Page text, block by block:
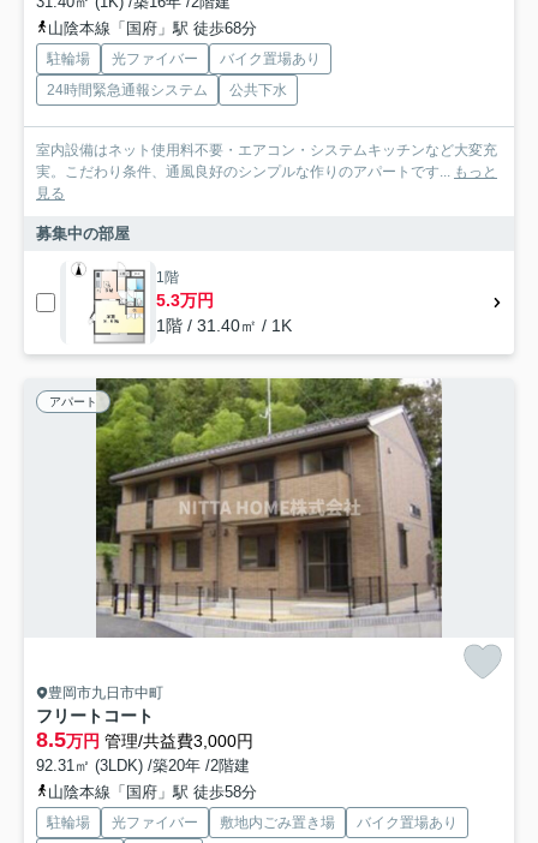
山陰本線「国府」駅 徒歩68分
駐輪場 光ファイバー
バイク置場あり
24時間緊急通報システム
公共下水
室内設備はネット使用料不要・エアコン・システムキッチンなど大変充
実。こだわり条件、通風良好のシンプルな作りのアパートです... もっと
見る
募集中の部屋
1階
5.3万円
1階 / 31.40㎡ / 1K
アパート
豊岡市九日市中町
フリートコート
8.5万円 管理/共益費3,000円
92.31㎡ (3LDK) /築20年 /2階建
山陰本線「国府」駅 徒歩58分
駐輪場 光ファイバー 敷地内ごみ置き場
バイク置場あり